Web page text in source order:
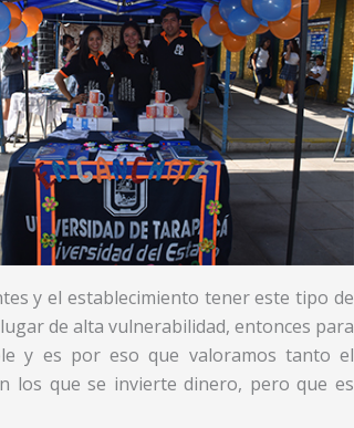
y el establecimiento tener este tipo de
de alta vulnerabilidad, entonces para
y es por eso que valoramos tanto el
los que se invierte dinero, pero que es